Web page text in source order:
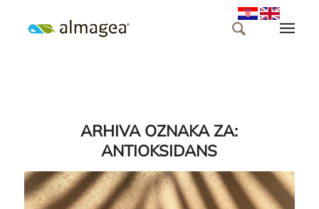
ARHIVA OZNAKA ZA:
ANTIOKSIDANS